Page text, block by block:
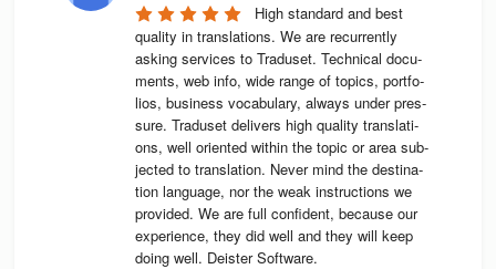
High stan­dard and best
qua­lity in trans­la­ti­ons. We are recur­rently
asking ser­vices to Tra­du­set. Tech­ni­cal docu­
ments, web info, wide range of topics, port­fo­
lios, busi­ness voca­bu­lary, always under pres­
sure. Tra­du­set deli­vers high qua­lity trans­la­ti­
ons, well ori­en­ted wit­hin the topic or area sub­
jec­ted to trans­la­tion. Never mind the desti­na­
tion lan­guage, nor the weak instruc­tions we
pro­vi­ded. We are full con­fi­dent, because our
expe­ri­ence, they did well and they will keep
doing well. Deis­ter Software.